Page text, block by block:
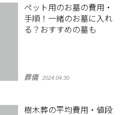
ペット用のお墓の費用・
手順！一緒のお墓に入れ
る？おすすめの墓も
葬儀 2024.04.30
樹木葬の平均費用・値段